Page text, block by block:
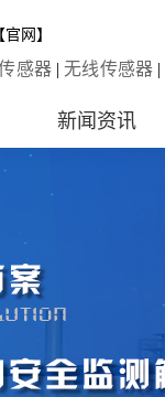
网】
感器 |无线传感器 |
新闻资讯